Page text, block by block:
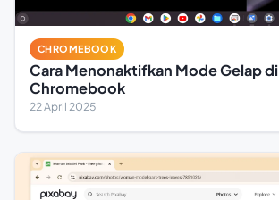
CHROMEBOOK
Cara Menonaktifkan Mode Gelap di
Chromebook
22 April 2025